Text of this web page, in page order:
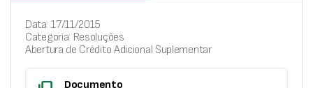
Data: 17/11/2015
Categoria: Resoluções
Abertura de Crédito Adicional Suplementar
Documento